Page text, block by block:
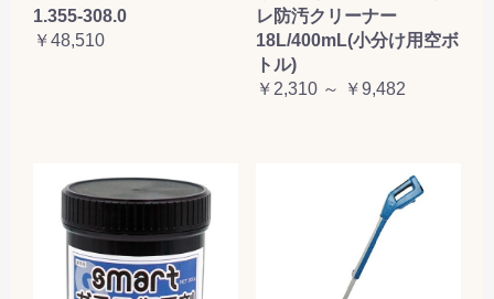
1.355-308.0
￥48,510
レ防汚クリーナー
18L/400mL(小分け用空ボ
トル)
￥2,310 ～ ￥9,482